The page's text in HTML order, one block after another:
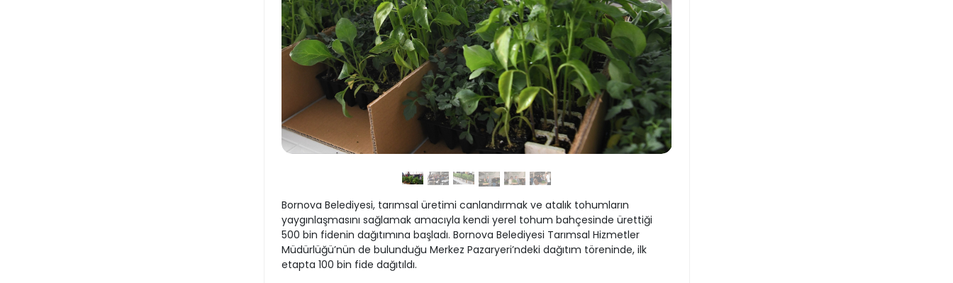
Bornova Belediyesi, tarımsal üretimi canlandırmak ve atalık tohumların
yaygınlaşmasını sağlamak amacıyla kendi yerel tohum bahçesinde ürettiği
500 bin fidenin dağıtımına başladı. Bornova Belediyesi Tarımsal Hizmetler
Müdürlüğü’nün de bulunduğu Merkez Pazaryeri’ndeki dağıtım töreninde, ilk
etapta 100 bin fide dağıtıldı.